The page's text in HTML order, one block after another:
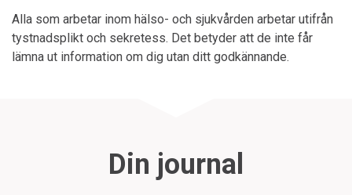
Alla som arbetar inom hälso- och sjukvården arbetar utifrån
tystnadsplikt och sekretess. Det betyder att de inte får
lämna ut information om dig utan ditt godkännande.
Din journal